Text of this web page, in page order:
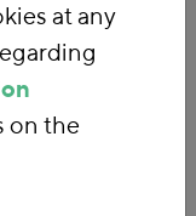
Date
durch die
Industrie
welche
at any
on the